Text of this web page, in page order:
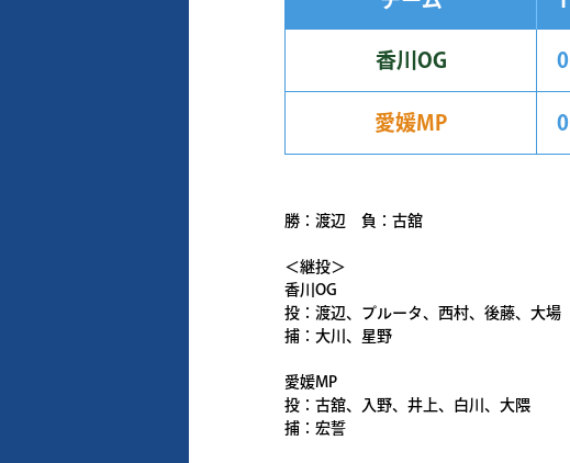
香川OG 0
愛媛MP 0
勝：渡辺 負：古舘
＜継投＞
香川OG
投：渡辺、プルータ、西村、後藤、大場
捕：大川、星野
愛媛MP
投：古舘、入野、井上、白川、大隈
捕：宏誓